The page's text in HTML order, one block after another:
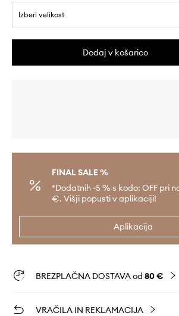
Izberi velikost
Dodaj v košarico
FINAL SALE %
*Dodatnih -5 % s kodo: OFF pri
€. Višji popusti v aplikaciji!
Aplikacija
BREZPLAČNA DOSTAVA od 80 €
VRAČILA IN REKLAMACIJA